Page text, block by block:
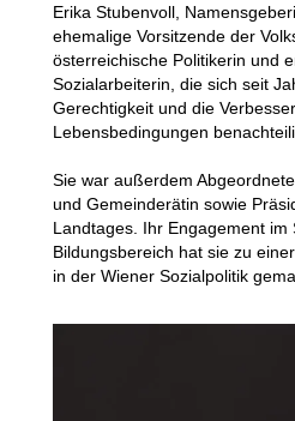
Erika Stubenvoll,
ehemalige Vorsitzende der
österreichische Politikerin und
Sozialarbeiterin, die sich seit
Gerechtigkeit und die
Lebensbedingungen
Sie war außerdem
und Gemeinderätin sowie
Landtages. Ihr Engagement im
Bildungsbereich hat sie zu
in der Wiener Sozialpolitik